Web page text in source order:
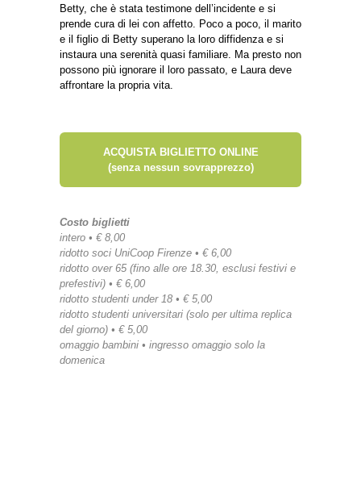
Betty, che è stata testimone dell’incidente e si
prende cura di lei con affetto. Poco a poco, il marito
e il figlio di Betty superano la loro diffidenza e si
instaura una serenità quasi familiare. Ma presto non
possono più ignorare il loro passato, e Laura deve
affrontare la propria vita.
ACQUISTA BIGLIETTO ONLINE
(senza nessun sovrapprezzo)
Costo biglietti
intero • € 8,00
ridotto soci UniCoop Firenze • € 6,00
ridotto over 65 (fino alle ore 18.30, esclusi festivi e
prefestivi) • € 6,00
ridotto studenti under 18 • € 5,00
ridotto studenti universitari (solo per ultima replica
del giorno) • € 5,00
omaggio bambini • ingresso omaggio solo la
domenica